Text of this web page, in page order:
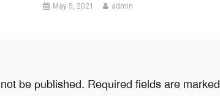
May 5, 2021 admin
be published. Required fields are marked